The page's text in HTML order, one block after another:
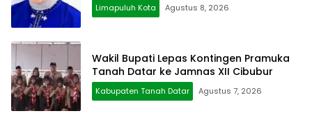
Limapuluh Kota Agustus 8, 2026
Wakil Bupati Lepas Kontingen Pramuka
Tanah Datar ke Jamnas XII Cibubur
Kabupaten Tanah Datar Agustus 7, 2026